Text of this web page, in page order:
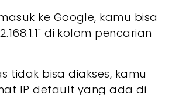
ke Google, kamu bisa
di kolom pencarian
tidak bisa diakses, kamu
IP default yang ada di